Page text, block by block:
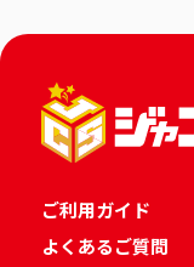
ご利用ガイド
よくあるご質問